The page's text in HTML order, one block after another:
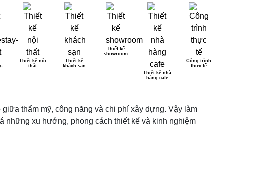
Thiết kế nội
thất
Thiết kế
khách sạn
Thiết kế
showroom
Thiết kế nhà
hàng cafe
Công trình
thực tế
MỚI NHẤT 2025
thẩm mỹ, công năng và chi phí xây dựng. Vậy làm
những xu hướng, phong cách thiết kế và kinh nghiệm